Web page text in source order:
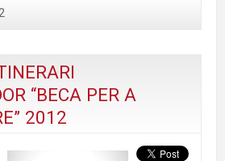
“BECA PER A
2012